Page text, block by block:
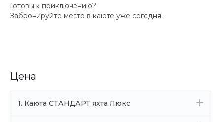
Готовы к приключению?
Забронируйте место в каюте уже сегодня.
Цена
1. Каюта СТАНДАРТ яхта Люкс